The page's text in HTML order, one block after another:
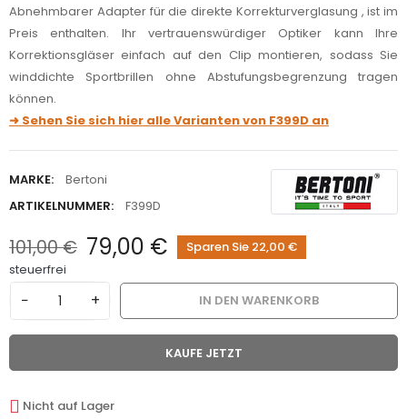
Abnehmbarer Adapter für die direkte Korrekturverglasung , ist im
Preis enthalten. Ihr vertrauenswürdiger Optiker kann Ihre
Korrektionsgläser einfach auf den Clip montieren, sodass Sie
winddichte Sportbrillen ohne Abstufungsbegrenzung tragen
können.
➜ Sehen Sie sich hier alle Varianten von F399D an
MARKE:
Bertoni
ARTIKELNUMMER:
F399D
101,00 € 79,00 €
Sparen Sie 22,00 €
steuerfrei
− + IN DEN WARENKORB
KAUFE JETZT
Nicht auf Lager